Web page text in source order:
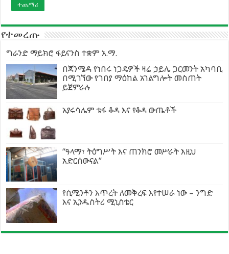
ተጨማሪ
የተመረጡ
ግራንድ ማይክሮ ፋይናንስ ተቋም አ.ማ.
በጃንሜዳ የነበሩ ነጋዴዎች ዛሬ ኃይሌ ጋርመንት አካባቢ
በሚገኘው የገበያ ማዕከል አገልግሎት መስጠት
ይጀምራሉ
ኢየሩሳሌም ቱፋ ቆዳ እና የቆዳ ውጤቶች
“ዓላማ፣ ትዕግሥት እና ጠንክሮ መሥራት እዚህ
አድርሰውናል”
የሲሚንቶን እጥረት ለመቅረፍ እየተሠራ ነው – ንግድ
እና ኢንዱስትሪ ሚኒስቴር